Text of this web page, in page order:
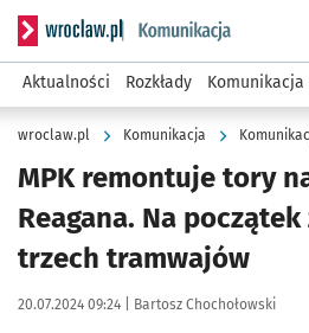
Serwis informacyjny wroclaw.pl
Aktualności Rozkłady
wroclaw.pl Komunikacja
MPK remontuje tory
Reagana. Na
trzech tramwajów
Data publikacji:
20.07.2024 09:24 | Autor:
Bartosz Chochołowski